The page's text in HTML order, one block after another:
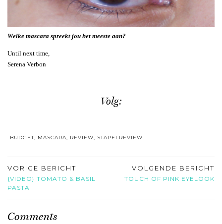
Welke mascara spreekt jou het meeste aan?
Until next time,
Serena Verbon
Volg:
BUDGET, MASCARA, REVIEW, STAPELREVIEW
VORIGE BERICHT
{VIDEO} TOMATO & BASIL
PASTA
VOLGENDE BERICHT
TOUCH OF PINK EYELOOK
Comments